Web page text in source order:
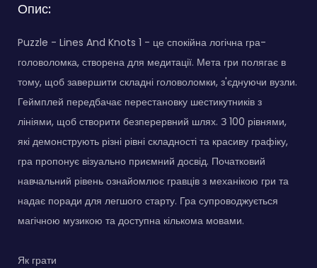
Опис:
Puzzle - Lines And Knots 1 - це спокійна логічна гра-
головоломка, створена для медитації. Мета гри полягає в
тому, щоб завершити складні головоломки, з'єднуючи вузли.
Геймплей передбачає перестановку шестикутників з
лініями, щоб створити безперервний шлях. З 100 рівнями,
які демонструють різні рівні складності та красиву графіку,
гра пропонує візуально приємний досвід. Початковий
навчальний рівень ознайомлює гравців з механікою гри та
надає поради для легшого старту. Гра супроводжується
магічною музикою та доступна кількома мовами.
Як грати